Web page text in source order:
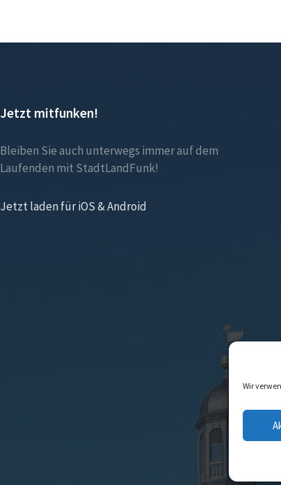
Wir
Jetzt mitfunken!
Bleiben Sie auch unterwegs immer auf dem
Laufenden mit StadtLandFunk!
Jetzt laden für iOS & Android